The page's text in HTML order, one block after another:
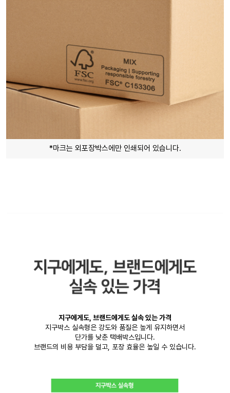
*마크는 외포장박스에만 인쇄되어 있습니다.
지구에게도, 브랜드에게도 실속 있는 가격
지구박스 실속형은 강도와 품질은 높게 유지하면서
단가를 낮춘 택배박스입니다.
브랜드의 비용 부담을 덜고, 포장 효율은 높일 수 있습니다.